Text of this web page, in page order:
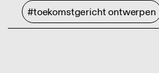
#toekomstgericht ontwerpen